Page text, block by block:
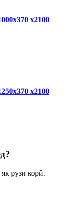
х2100
х2100
рӯзи корӣ.